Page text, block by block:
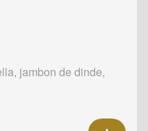
jambon de dinde,